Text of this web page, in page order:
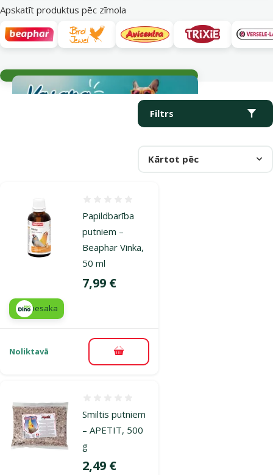
Apskatīt produktus pēc zīmola
Parametriskais filtrs
Filtrs
Atlasītie filtri
Kārtot pēc
Produkti kategorijā Vitamīni un piedevas putniem
Papildbarība
putniem –
Beaphar Vinka,
50 ml
Cena
7,99 €
iesaka
Noliktavā Pievienot grozam
Smiltis putniem
– APETIT, 500
g
Cena
2,49 €